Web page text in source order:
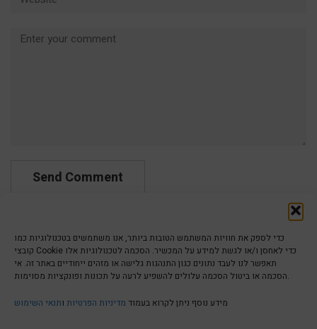
כדי לספק את חוויות המשתמש הטובות ביותר, אנו משתמשים בטכנולוגיות כמו
קובצי Cookie כדי לאחסן ו/או לגשת למידע על המכשיר. הסכמה לטכנולוגיות אלו
תאפשר לנו לעבד נתונים כגון התנהגות גלישה או מזהים ייחודיים באתר זה. אי
הסכמה או ביטול הסכמה עלולים להשפיע לרעה על תכונות ופונקציות מסוימות.
מידע נוסף ניתן לקרוא בעמוד מדיניות הפרטיות ותנאי השימוש
Comment
הצהרת נגישות | Accessibility